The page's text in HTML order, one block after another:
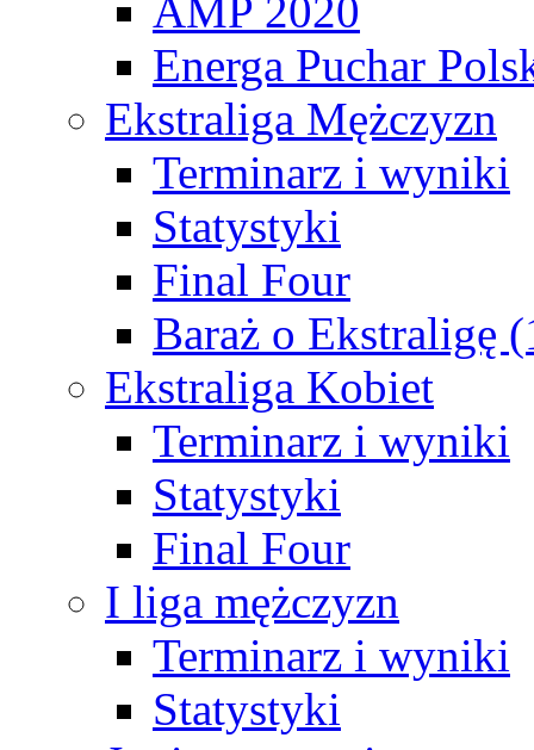
AMP 2020
Energa Puchar
Ekstraliga Mężczyzn
Terminarz i wyniki
Statystyki
Final Four
Baraż o Ekstraligę
Ekstraliga Kobiet
Terminarz i wyniki
Statystyki
Final Four
I liga mężczyzn
Terminarz i wyniki
Statystyki